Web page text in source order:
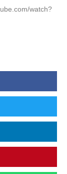
watch?